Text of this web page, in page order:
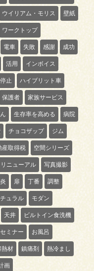
ウイリアム・モリス 壁紙
ワークトップ
電車 失敗 感謝 成功
活用 インボイス
止 ハイブリット車
保護者 家族サービス
生存率を高める 病院
チョコザップ ジム
産取得税 空間シリーズ
リニューアル 写真撮影
扉 丁番 調整
ュラル モダン
天井 ビルトイン食洗機
セミナー お風呂
熱材 鎮痛剤 熱冷まし
画